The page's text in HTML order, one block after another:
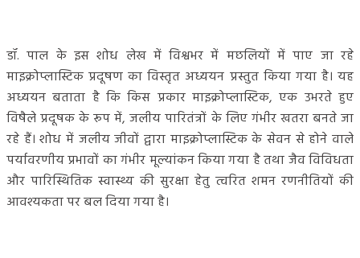
डॉ. पाल के इस शोध लेख में विश्वभर में मछलियों में पाए जा रहे
माइक्रोप्लास्टिक प्रदूषण का विस्तृत अध्ययन प्रस्तुत किया गया है। यह
अध्ययन बताता है कि किस प्रकार माइक्रोप्लास्टिक, एक उभरते हुए
विषैले प्रदूषक के रूप में, जलीय पारितंत्रों के लिए गंभीर खतरा बनते जा
रहे हैं। शोध में जलीय जीवों द्वारा माइक्रोप्लास्टिक के सेवन से होने वाले
पर्यावरणीय प्रभावों का गंभीर मूल्यांकन किया गया है तथा जैव विविधता
और पारिस्थितिक स्वास्थ्य की सुरक्षा हेतु त्वरित शमन रणनीतियों की
आवश्यकता पर बल दिया गया है।